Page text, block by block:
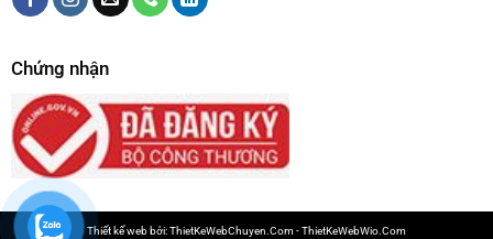
Chứng nhận
Thiết kế web bởi:ThietKeWebChuyen.Com-ThietKeWebWio.Com